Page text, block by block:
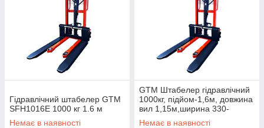
Гідравлічний штабелер GTM
SFH1016E 1000 кг 1.6 м
Немає в наявності
GTM Штабелер гідравлічний
1000кг, підйом-1,6м, довжина
вил 1,15м,ширина 330-
740мм
Немає в наявності